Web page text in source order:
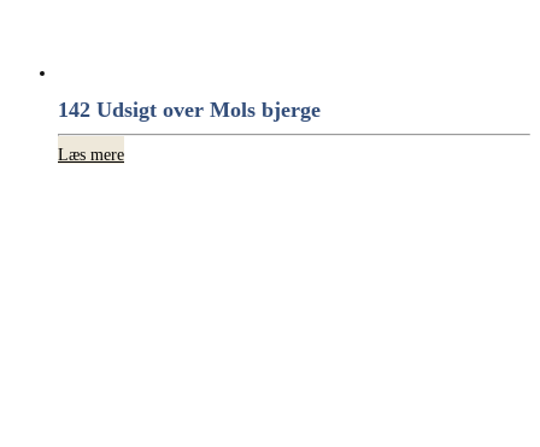
142 Udsigt over Mols bjerge
Læs mere